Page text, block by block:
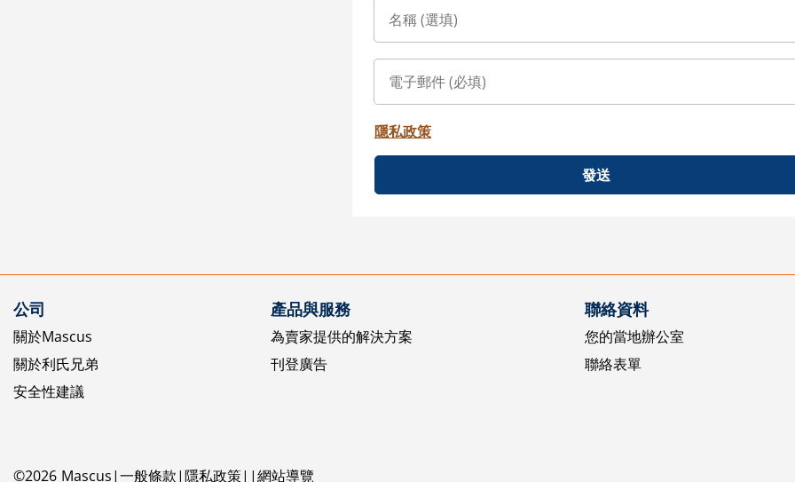
隱私政策
發送
公司
關於Mascus
關於利氏兄弟
安全性建議
產品與服務
為賣家提供的解決方案
刊登廣告
聯絡資料
您的當地辦公室
聯絡表單
©2026 Mascus 一般條款 隱私政策 網站導覽